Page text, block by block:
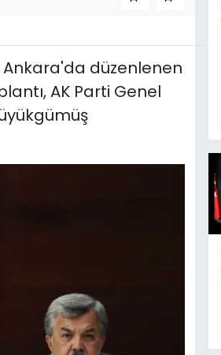
Ankara'da düzenlenen
AK Parti Genel